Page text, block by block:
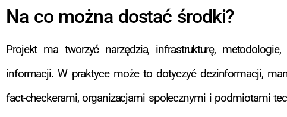
Na co można dostać środki?
Projekt ma tworzyć narzędzia, infrastrukturę,
informacji. W praktyce może to dotyczyć dezinformacji,
fact-checkerami, organizacjami społecznymi i podmiotami